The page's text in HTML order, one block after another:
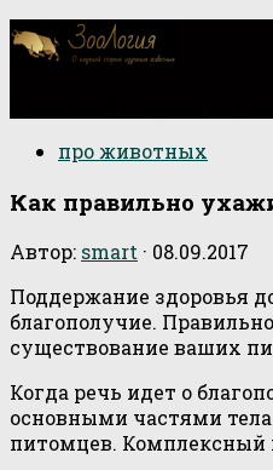
про животных
Как правильно
Автор: smart · 08.09.2017
Поддержание здоровья
благополучие.
существование ваших
Когда речь идет о
основными частями
питомцев. Комплексный